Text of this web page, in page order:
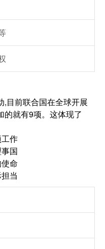
,目前联合国在全球开展
的就有9项。这体现了
作
国
命
当